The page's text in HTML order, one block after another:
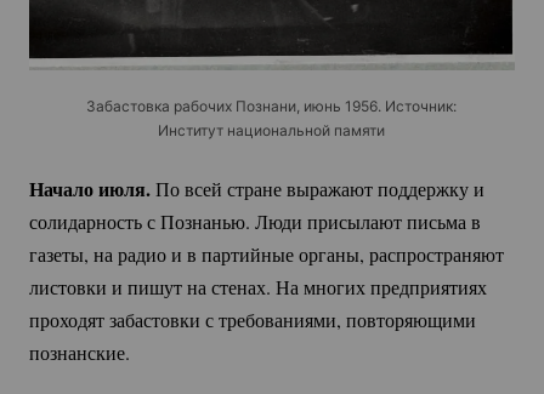
Забастовка рабочих Познани, июнь 1956. Источник:
Институт национальной памяти
Начало июля.По всей стране выражают поддержку и
солидарность с Познанью. Люди присылают письма в
газеты, на радио и в партийные органы, распространяют
листовки и пишут на стенах. На многих предприятиях
проходят забастовки с требованиями, повторяющими
познанские.